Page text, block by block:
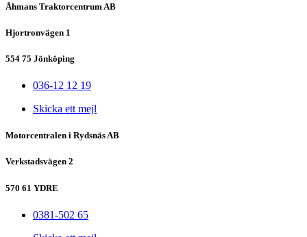
Åhmans Traktorcentrum AB
Hjortronvägen 1
554 75 Jönköping
036-12 12 19
Skicka ett mejl
Motorcentralen i Rydsnäs AB
Verkstadsvägen 2
570 61 YDRE
0381-502 65